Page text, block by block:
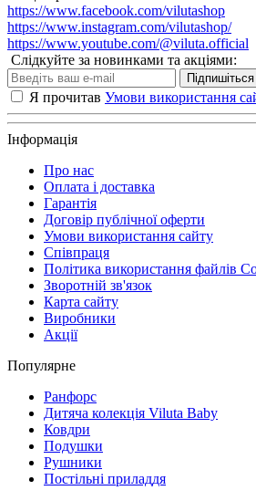
https://www.facebook.com/vilutashop
https://www.instagram.com/vilutashop/
https://www.youtube.com/@viluta.official
Слідкуйте за новинками та акціями:
Підпишіться
Я прочитав Умови використання
Інформація
Про нас
Оплата і доставка
Гарантія
Договір публічної оферти
Умови використання сайту
Співпраця
Політика використання файлів
Зворотній зв'язок
Карта сайту
Виробники
Акції
Популярне
Ранфорс
Дитяча колекція Viluta Baby
Ковдри
Подушки
Рушники
Постільні приладдя